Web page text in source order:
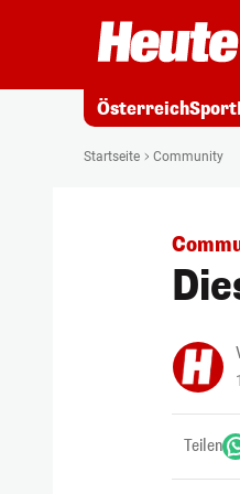
ÖsterreichSport
Startseite Community
Teilen